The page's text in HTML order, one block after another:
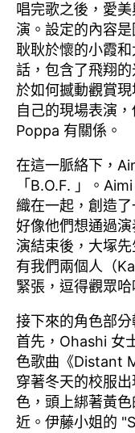
唱完歌之後，愛
演。設定的內容
耿耿於懷的小霞
話，包含了飛翔
於如何撼動觀賞
自己的現場表演
Poppa 有關係。
在這一脈絡下，
「B.O.F. 」。
織在一起，創造
好像他們想通過
演結束後，大塚
有我們兩個人（
緊張，逗得觀眾哈
接下來的角色部
首先，Ohashi 女
色歌曲《Distant
穿著冬天的校服
色，頭上綁著黃
近。伊藤小姐的